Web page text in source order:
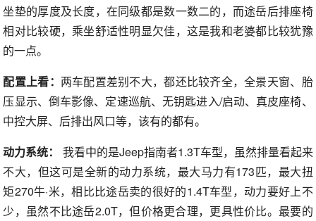
坐垫的厚度及长度，在同级都是数一数二的，而途岳后排座椅
相对比较硬，乘坐舒适性明显欠佳，这是我和老婆都比较犹豫
的一点。
配置上看： 两车配置差别不大，都还比较齐全，全景天窗、胎
压显示、倒车影像、定速巡航、无钥匙进入/启动、真皮座椅、
中控大屏、后排出风口等，该有的都有。
动力系统： 我看中的是Jeep指南者1.3T车型，虽然排量看起来
不大，但这可是全新的动力系统，最大马力有173匹，最大扭
矩270牛·米，相比比途岳卖的很好的1.4T车型，动力要好上不
少，虽然不比途岳2.0T，但价格更合理，更具性价比。最要的